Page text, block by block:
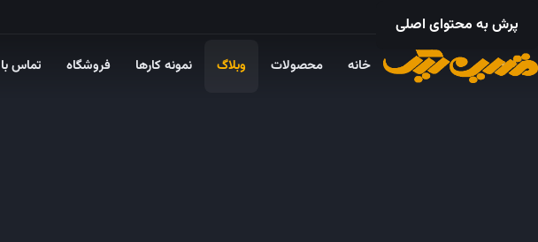
۰۲۱ – ۵۵۲۴ ۵۳۲۵
خانه محصولات وبلاگ نمونه کارها فروشگاه تماس
پرش به محتوای اصلی